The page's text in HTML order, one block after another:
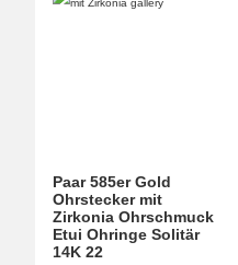
Paar 585er Gold
Ohrstecker mit
Zirkonia Ohrschmuck
Etui Ohringe Solitär
14K 22